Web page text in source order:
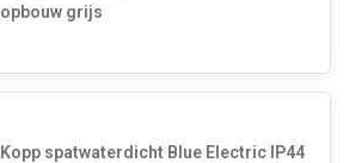
opbouw grijs
Kopp spatwaterdicht Blue Electric IP44